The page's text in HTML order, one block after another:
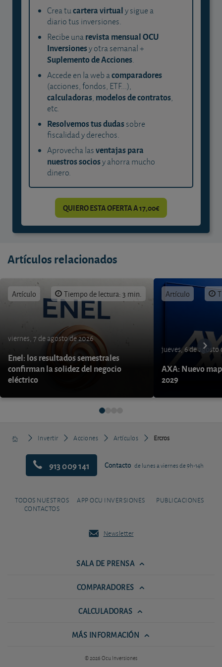
Crea tucartera virtualy sigue a
diario tus inversiones.
Recibe unarevista mensual OCU
Inversionesy otra semanal +
Suplemento de Acciones.
Accede en la web acomparadores
(acciones, fondos, ETF...),
calculadoras, modelos de contratos,
etc.
Resolvemos tus dudassobre
fiscalidad y derechos.
Aprovecha lasventajas para
nuestros sociosy ahorra mucho
dinero.
QUIERO ESTA OFERTA A 17,00€
Artículos relacionados
Artículo Tiempo de lectura: 3 min.
viernes, 7 de agosto de 2026
Enel: los resultados semestrales
confirman la solidez del negocio
eléctrico
Artículo
jueves, 6 de agosto
AXA: Nuevo
2029
Invertir Acciones Artículos Ercros
913 009 141 Contacto de lunes a viernes de 9h-14h
TODOS NUESTROS
CONTACTOS
APP OCU INVERSIONES PUBLICACIONES
Newsletter
SALA DE PRENSA
COMPARADORES
CALCULADORAS
MÁS INFORMACIÓN
© 2026 Ocu Inversiones